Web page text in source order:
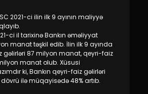
Xidmət şəbəkəsi
Bank haqqında
2021-ci ilin ilk 9 ayının maliyyə
ci il tarixinə Bankın əməliyyat
manat təşkil edib. İlin ilk 9 ayında
gəlirləri 87 milyon manat, qeyri-faiz
manat olub. Xüsusi
ki, Bankın qeyri-faiz gəlirləri
ilə müqayisədə 48% artıb.